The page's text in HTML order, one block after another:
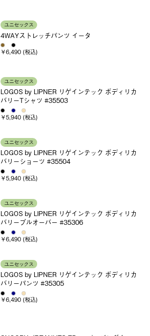
ユニセックス
4WAYストレッチパンツ イータ
￥6,490 (税込)
ユニセックス
LOGOS by LIPNER リゲインテック ボディリカ
バリーTシャツ #35503
￥5,940 (税込)
ユニセックス
LOGOS by LIPNER リゲインテック ボディリカ
バリーショーツ #35504
￥5,940 (税込)
ユニセックス
LOGOS by LIPNER リゲインテック ボディリカ
バリープルオーバー #35306
￥6,490 (税込)
ユニセックス
LOGOS by LIPNER リゲインテック ボディリカ
バリーパンツ #35305
￥6,490 (税込)